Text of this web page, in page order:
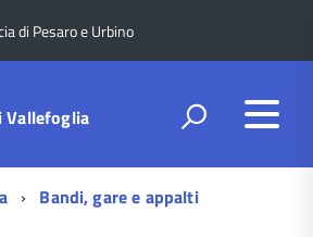
di Pesaro e Urbino
Vallefoglia
Bandi, gare e appalti